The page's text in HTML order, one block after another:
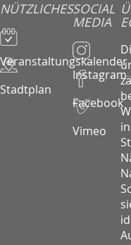
NÜTZLICHES
Veranstaltungskalender
Stadtplan
SOCIAL
MEDIA
Instagram
Facebook
Vimeo